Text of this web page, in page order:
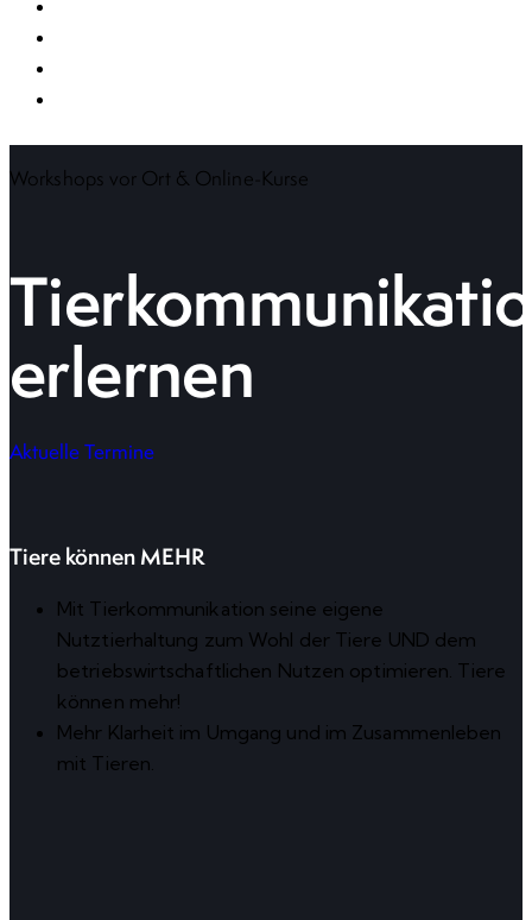
Workshops vor Ort & Online-Kurse
erlernen
Aktuelle Termine
Tiere können MEHR
Mit Tierkommunikation seine eigene
Nutztierhaltung zum Wohl der Tiere UND dem
betriebswirtschaftlichen Nutzen optimieren. Tiere
können mehr!
Mehr Klarheit im Umgang und im Zusammenleben
mit Tieren.